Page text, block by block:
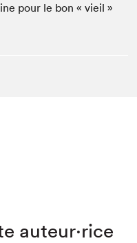
pour le bon « vieil »
auteur·rice